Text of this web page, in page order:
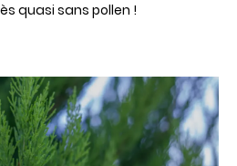
quasi sans pollen !